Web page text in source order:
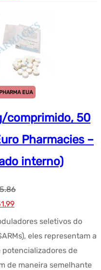
EUA
comprimido, 50
Pharmacies –
interno)
Preço
atual:
$51.99.
seletivos do
eles representam a
de
de maneira semelhante